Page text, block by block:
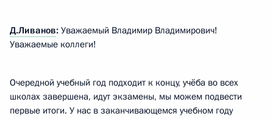
Д.Ливанов: Уважаемый Владимир Владимирович!
Уважаемые коллеги!
Очередной учебный год подходит к концу, учёба во всех
школах завершена, идут экзамены, мы можем подвести
первые итоги. У нас в заканчивающемся учебном году